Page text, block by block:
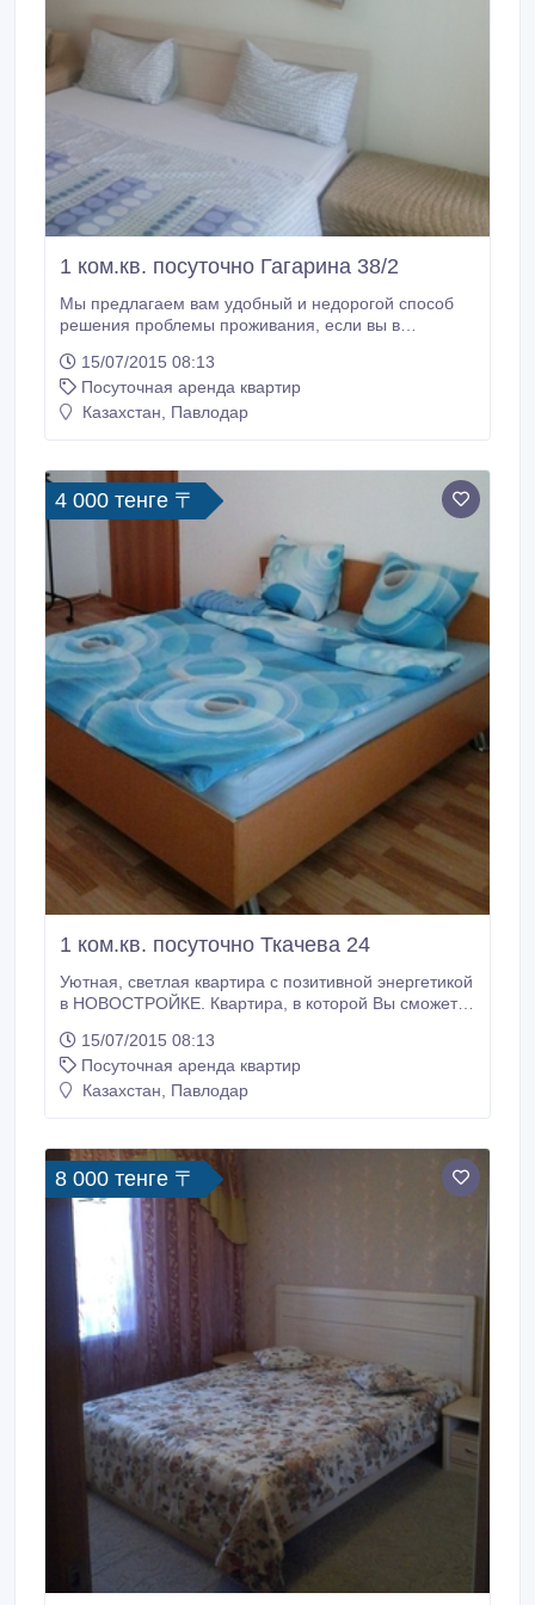
1 ком.кв. посуточно Гагарина 38/2
Мы предлагаем вам удобный и недорогой способ
решения проблемы проживания, если вы в
Однокомнатная квартира, расположена в тихом
районе, , рядом магазины, банки, кафе,
автостоянки. В квартире есть все для полноценного
телефон, телевизор LED (82), кабельное,
холодильник, микроволновая печь, плита,
стиральная машинка.
15/07/2015 08:13
Посуточная аренда квартир
Казахстан, Павлодар
4 000 тенге 〒
1 ком.кв. посуточно Ткачева 24
Уютная, светлая квартира с позитивной энергетикой
в НОВОСТРОЙКЕ. Квартира, в которой Вы сможете
квартира, в которой Вам будет приятно и спокойно!
Расположена в тихом районе, где можно активно
решать деловые вопросы и отвлечься от городской
15/07/2015 08:13
Посуточная аренда квартир
Казахстан, Павлодар
8 000 тенге 〒